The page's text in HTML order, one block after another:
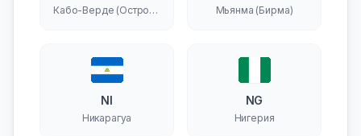
Кабо-Верде (Острова
Мьянма (Бирма)
NI
Никарагуа
NG
Нигерия